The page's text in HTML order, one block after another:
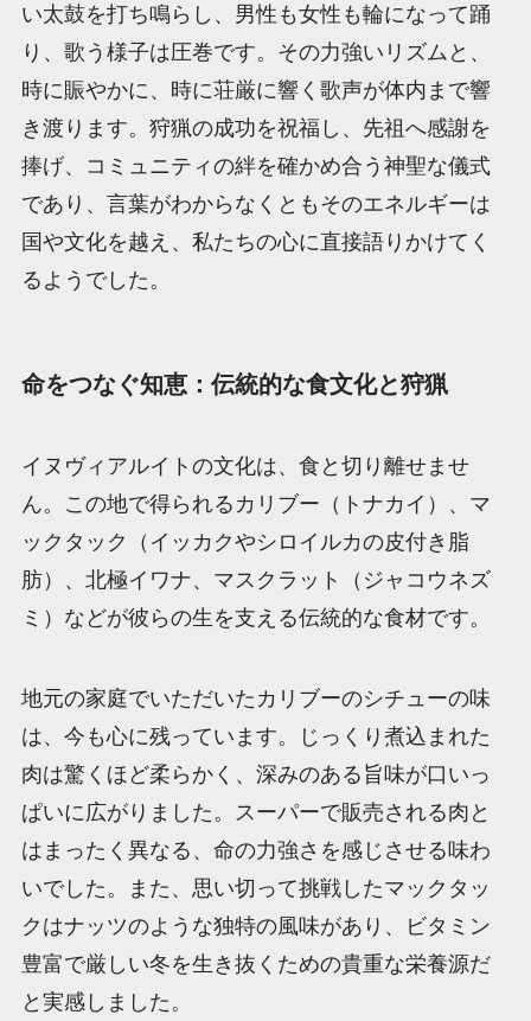
い太鼓を打ち鳴らし、男性も女性も輪になって踊
り、歌う様子は圧巻です。その力強いリズムと、
時に賑やかに、時に荘厳に響く歌声が体内まで響
き渡ります。狩猟の成功を祝福し、先祖へ感謝を
捧げ、コミュニティの絆を確かめ合う神聖な儀式
であり、言葉がわからなくともそのエネルギーは
国や文化を越え、私たちの心に直接語りかけてく
るようでした。
命をつなぐ知恵：伝統的な食文化と狩猟
イヌヴィアルイトの文化は、食と切り離せませ
ん。この地で得られるカリブー（トナカイ）、マ
ックタック（イッカクやシロイルカの皮付き脂
肪）、北極イワナ、マスクラット（ジャコウネズ
ミ）などが彼らの生を支える伝統的な食材です。
地元の家庭でいただいたカリブーのシチューの味
は、今も心に残っています。じっくり煮込まれた
肉は驚くほど柔らかく、深みのある旨味が口いっ
ぱいに広がりました。スーパーで販売される肉と
はまったく異なる、命の力強さを感じさせる味わ
いでした。また、思い切って挑戦したマックタッ
クはナッツのような独特の風味があり、ビタミン
豊富で厳しい冬を生き抜くための貴重な栄養源だ
と実感しました。